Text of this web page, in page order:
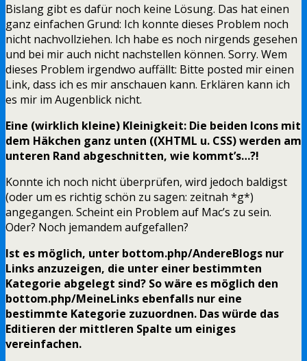
Bislang gibt es dafür noch keine Lösung. Das hat einen
ganz einfachen Grund: Ich konnte dieses Problem noch
nicht nachvollziehen. Ich habe es noch nirgends gesehen
und bei mir auch nicht nachstellen können. Sorry. Wem
dieses Problem irgendwo auffällt: Bitte posted mir einen
Link, dass ich es mir anschauen kann. Erklären kann ich
es mir im Augenblick nicht.
Eine (wirklich kleine) Kleinigkeit: Die beiden Icons mit
dem Häkchen ganz unten ((XHTML u. CSS) werden am
unteren Rand abgeschnitten, wie kommt’s…?!
Konnte ich noch nicht überprüfen, wird jedoch baldigst
(oder um es richtig schön zu sagen: zeitnah *g*)
angegangen. Scheint ein Problem auf Mac’s zu sein.
Oder? Noch jemandem aufgefallen?
Ist es möglich, unter bottom.php/AndereBlogs nur
Links anzuzeigen, die unter einer bestimmten
Kategorie abgelegt sind? So wäre es möglich den
bottom.php/MeineLinks ebenfalls nur eine
bestimmte Kategorie zuzuordnen. Das würde das
Editieren der mittleren Spalte um einiges
vereinfachen.